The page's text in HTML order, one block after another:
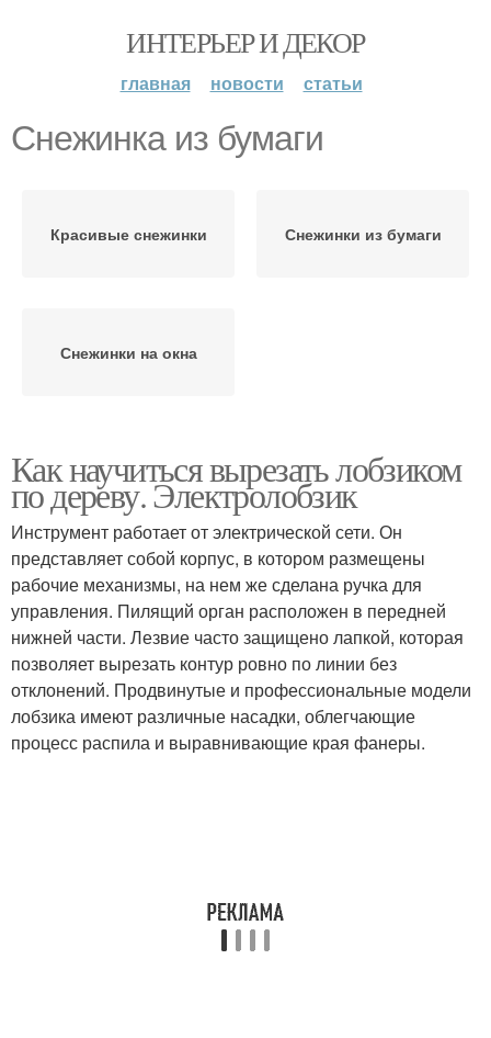
ИНТЕРЬЕР И ДЕКОР
главная новости статьи
Снежинка из бумаги
Красивые снежинки Снежинки из бумаги
Снежинки на окна
Как научиться вырезать лобзиком
по дереву. Электролобзик
Инструмент работает от электрической сети. Он
представляет собой корпус, в котором размещены
рабочие механизмы, на нем же сделана ручка для
управления. Пилящий орган расположен в передней
нижней части. Лезвие часто защищено лапкой, которая
позволяет вырезать контур ровно по линии без
отклонений. Продвинутые и профессиональные модели
лобзика имеют различные насадки, облегчающие
процесс распила и выравнивающие края фанеры.